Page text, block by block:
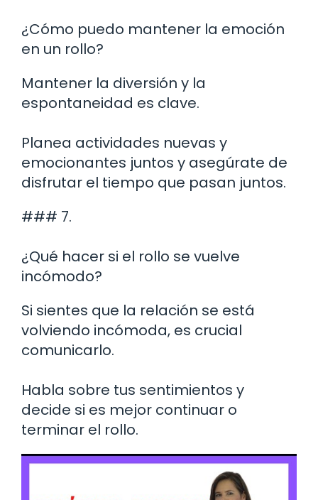
¿Cómo puedo mantener la emoción
en un rollo?
Mantener la diversión y la
espontaneidad es clave.
Planea actividades nuevas y
emocionantes juntos y asegúrate de
disfrutar el tiempo que pasan juntos.
### 7.
¿Qué hacer si el rollo se vuelve
incómodo?
Si sientes que la relación se está
volviendo incómoda, es crucial
comunicarlo.
Habla sobre tus sentimientos y
decide si es mejor continuar o
terminar el rollo.